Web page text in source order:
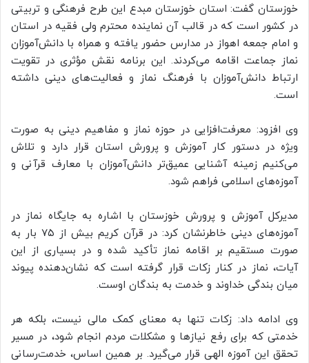
خوزستان گفت: استان خوزستان مبدع این طرح فرهنگی و تربیتی
در کشور است که در قالب آن نماینده محترم ولی فقیه در استان
و امام جمعه اهواز در مدارس حضور یافته و همراه با دانش‌آموزان
نماز جماعت اقامه می‌کردند. این برنامه نقش مؤثری در تقویت
ارتباط دانش‌آموزان با فرهنگ نماز و فعالیت‌های دینی داشته
است.
وی افزود: معرفت‌افزایی در حوزه نماز و مفاهیم دینی به صورت
ویژه در دستور کار آموزش و پرورش استان قرار دارد و تلاش
می‌کنیم زمینه آشنایی عمیق‌تر دانش‌آموزان با معارف قرآنی و
آموزه‌های اسلامی فراهم شود.
مدیرکل آموزش و پرورش خوزستان با اشاره به جایگاه نماز در
آموزه‌های دینی خاطرنشان کرد: در قرآن کریم بیش از ۷۵ بار به
صورت مستقیم بر اقامه نماز تأکید شده و در بسیاری از این
آیات، نماز در کنار زکات قرار گرفته است که نشان‌دهنده پیوند
میان بندگی خداوند و خدمت به بندگان اوست.
وی ادامه داد: زکات تنها به معنای کمک مالی نیست، بلکه هر
خدمتی که برای رفع نیازها و مشکلات مردم انجام شود، در مسیر
تحقق این آموزه الهی قرار می‌گیرد. بر همین اساس، خدمت‌رسانی